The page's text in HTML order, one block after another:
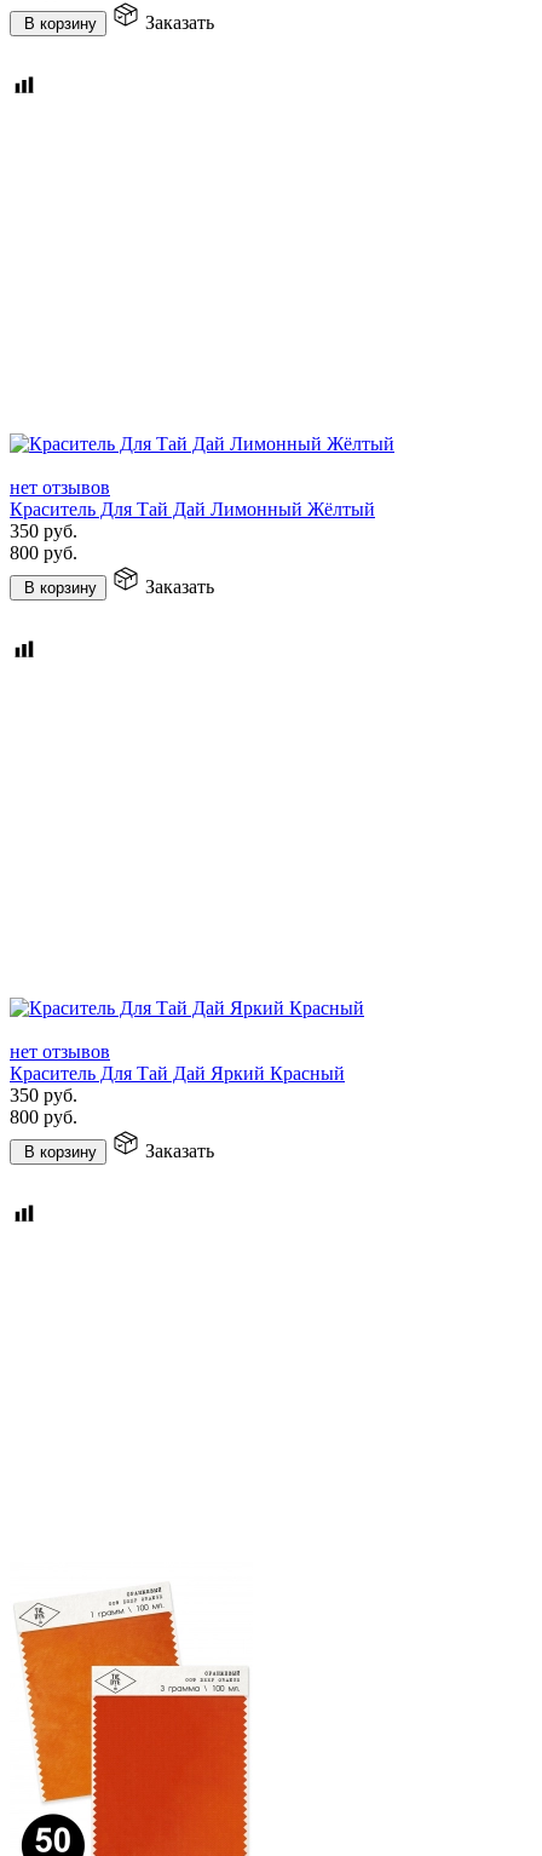
В корзину Заказать
нет отзывов
Краситель Для Тай Дай Лимонный Жёлтый
350 руб.
800 руб.
В корзину Заказать
нет отзывов
Краситель Для Тай Дай Яркий Красный
350 руб.
800 руб.
В корзину Заказать